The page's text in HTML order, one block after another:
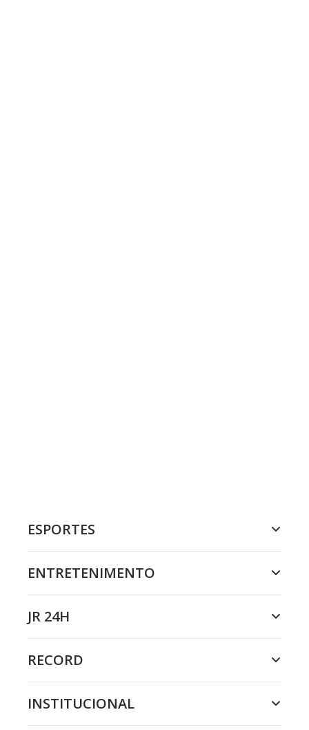
ESPORTES
ENTRETENIMENTO
JR 24H
RECORD
INSTITUCIONAL